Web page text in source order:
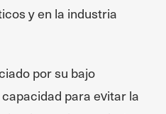
y en la industria
por su bajo
para evitar la